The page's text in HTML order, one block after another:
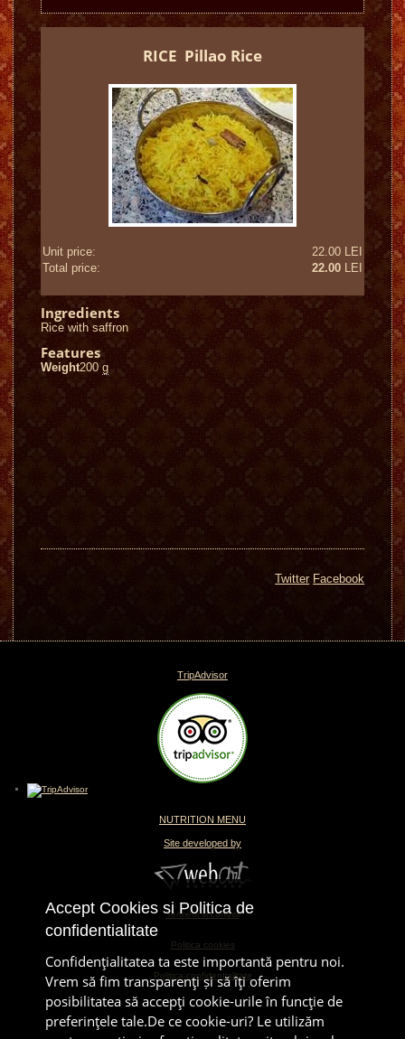
RICE Pillao Rice
Unit price:
22.00 LEI
Total price:
22.00LEI
Ingredients
Rice with saffron
Features
Weight200g
Twitter Facebook
TripAdvisor
NUTRITION MENU
Site developed by
Termeni si conditii
Politica cookies
Politica confidentialitate
Accept Cookies si Politica de
confidentialitate
Confidenţialitatea ta este importantă pentru noi.
Vrem să fim transparenţi și să îţi oferim
posibilitatea să accepţi cookie-urile în funcţie de
preferinţele tale.De ce cookie-uri? Le utilizăm